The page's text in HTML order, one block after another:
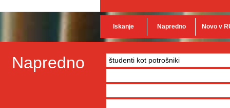
Iskanje Napredno Novo v
Napredno